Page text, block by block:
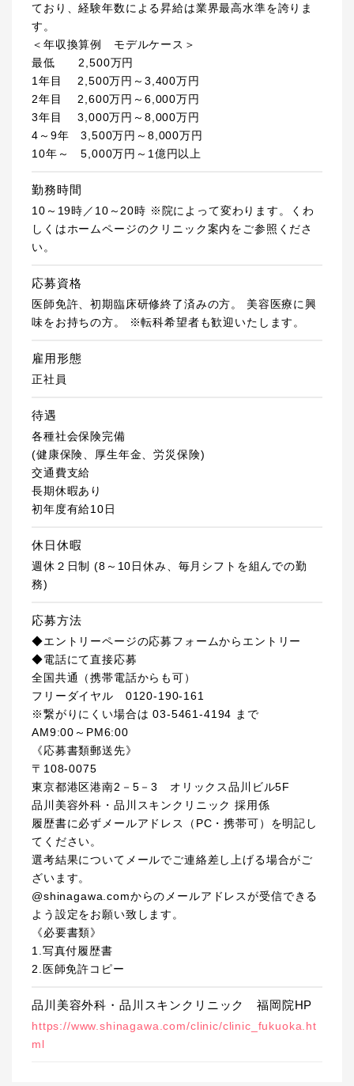
ており、経験年数による昇給は業界最高水準を誇りま
す。
＜年収換算例 モデルケース＞
最低 2,500万円
1年目 2,500万円～3,400万円
2年目 2,600万円～6,000万円
3年目 3,000万円～8,000万円
4～9年 3,500万円～8,000万円
10年～ 5,000万円～1億円以上
勤務時間
10～19時／10～20時 ※院によって変わります。くわ
しくはホームページのクリニック案内をご参照くださ
い。
応募資格
医師免許、初期臨床研修終了済みの方。 美容医療に興
味をお持ちの方。 ※転科希望者も歓迎いたします。
雇用形態
正社員
待遇
各種社会保険完備
(健康保険、厚生年金、労災保険)
交通費支給
長期休暇あり
初年度有給10日
休日休暇
週休２日制 (8～10日休み、毎月シフトを組んでの勤
務)
応募方法
◆エントリーページの応募フォームからエントリー
◆電話にて直接応募
全国共通（携帯電話からも可）
フリーダイヤル 0120-190-161
※繋がりにくい場合は 03-5461-4194 まで
AM9:00～PM6:00
《応募書類郵送先》
〒108-0075
東京都港区港南2－5－3 オリックス品川ビル5F
品川美容外科・品川スキンクリニック 採用係
履歴書に必ずメールアドレス（PC・携帯可）を明記し
てください。
選考結果についてメールでご連絡差し上げる場合がご
ざいます。
@shinagawa.comからのメールアドレスが受信できる
よう設定をお願い致します。
《必要書類》
1.写真付履歴書
2.医師免許コピー
品川美容外科・品川スキンクリニック 福岡院HP
https://www.shinagawa.com/clinic/clinic_fukuoka.ht
ml